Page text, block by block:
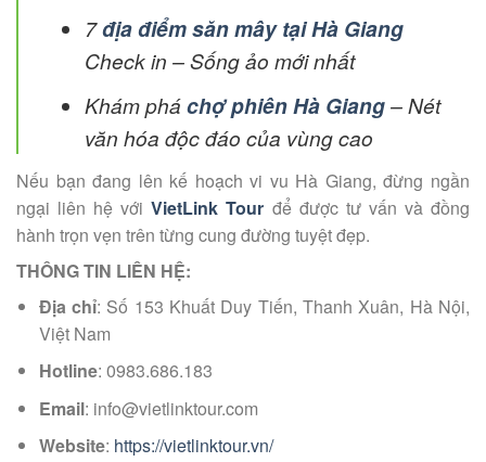
7địa điểm săn mây tại Hà Giang
Check in – Sống ảo mới nhất
Khám pháchợ phiên Hà Giang– Nét
văn hóa độc đáo của vùng cao
Nếu bạn đang lên kế hoạch vi vu Hà Giang, đừng ngần
ngại liên hệ vớiVietLink Tour để được tư vấn và đồng
hành trọn vẹn trên từng cung đường tuyệt đẹp.
THÔNG TIN LIÊN HỆ:
Địa chỉ: Số 153 Khuất Duy Tiến, Thanh Xuân, Hà Nội,
Việt Nam
Hotline: 0983.686.183
Email: info@vietlinktour.com
Website: https://vietlinktour.vn/